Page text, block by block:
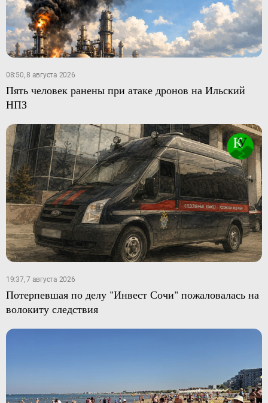
08:50, 8 августа 2026
Пять человек ранены при атаке дронов на Ильский
НПЗ
19:37, 7 августа 2026
Потерпевшая по делу "Инвест Сочи" пожаловалась на
волокиту следствия